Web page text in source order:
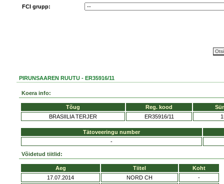
FCI grupp:
PIRUNSAAREN RUUTU - ER35916/11
Koera info:
Tõug Reg. kood
BRASIILIA TERJER
ER35916/11
Tätoveeringu number
-
Võidetud tiitlid:
Aeg Tiitel
Koht
17.07.2014
NORD CH
-